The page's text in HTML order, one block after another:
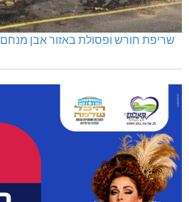
שריפת חורש ופסולת באזור אבן מנחם